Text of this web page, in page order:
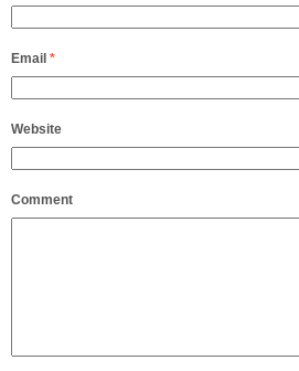
Email *
Website
Comment